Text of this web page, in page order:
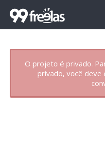
O projeto é privado.
privado, você